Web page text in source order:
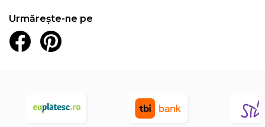
Urmărește-ne pe